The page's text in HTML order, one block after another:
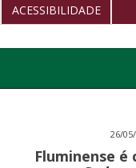
26/
Fluminense é
ACESSIBILIDADE